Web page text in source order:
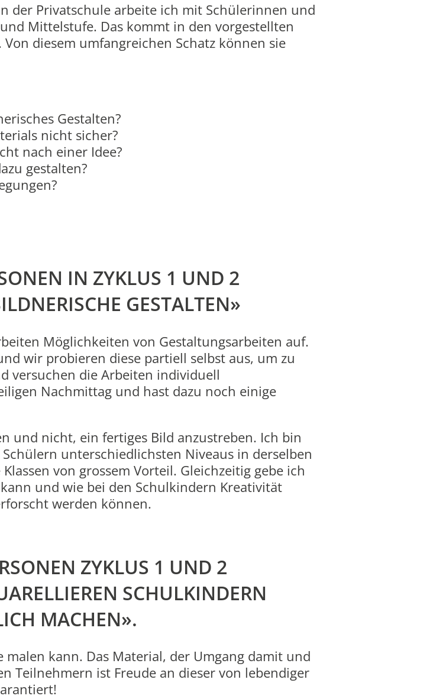
der Privatschule arbeite ich mit Schülerinnen und
Mittelstufe. Das kommt in den vorgestellten
diesem umfangreichen Schatz können sie
Gestalten?
nicht sicher?
nach einer Idee?
gestalten?
IN ZYKLUS 1 UND 2
GESTALTEN»
Möglichkeiten von Gestaltungsarbeiten auf.
wir probieren diese partiell selbst aus, um zu
versuchen die Arbeiten individuell
Nachmittag und hast dazu noch einige
und nicht, ein fertiges Bild anzustreben. Ich bin
unterschiedlichsten Niveaus in derselben
von grossem Vorteil. Gleichzeitig gebe ich
und wie bei den Schulkindern Kreativität
werden können.
ZYKLUS 1 UND 2
SCHULKINDERN
MACHEN».
kann. Das Material, der Umgang damit und
Teilnehmern ist Freude an dieser von lebendiger